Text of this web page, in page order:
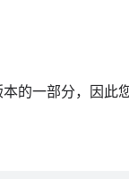
的一部分，因此